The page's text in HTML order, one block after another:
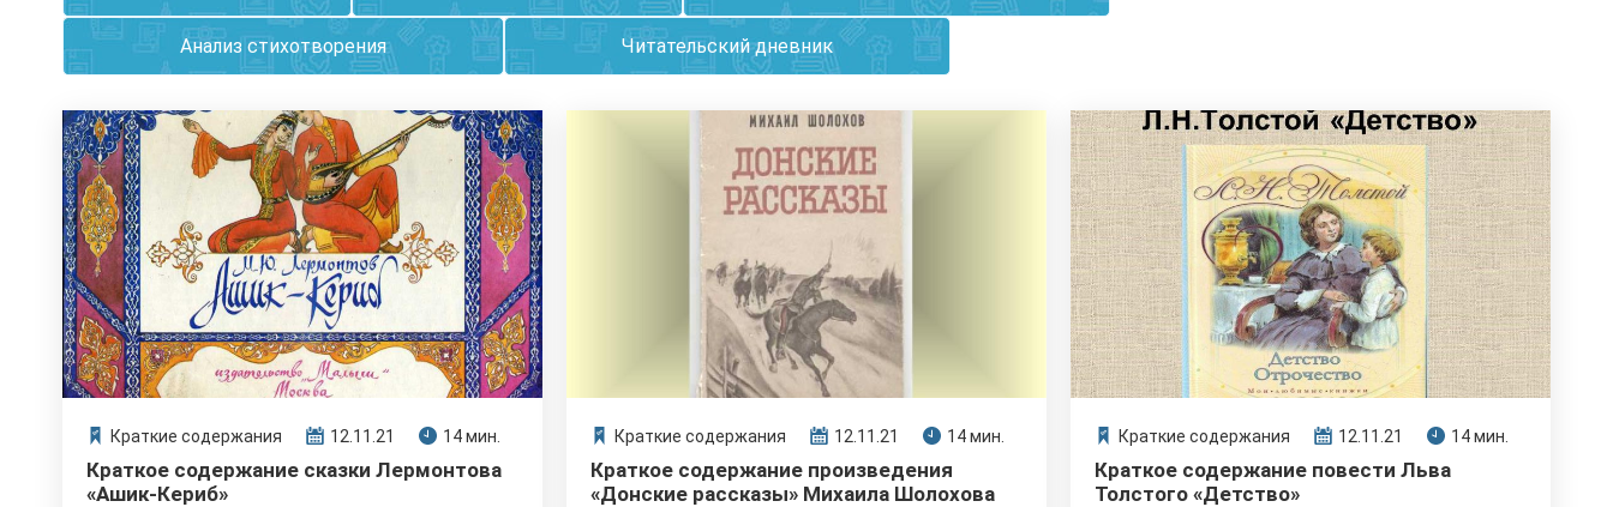
Анализ стихотворения Читательский дневник
Краткие содержания 12.11.21 14 мин.
Краткое содержание сказки Лермонтова
«Ашик-Кериб»
Краткие содержания 12.11.21 14 мин.
Краткое содержание произведения
«Донские рассказы» Михаила Шолохова
Краткие содержания 12.11.21 14 мин.
Краткое содержание повести Льва
Толстого «Детство»